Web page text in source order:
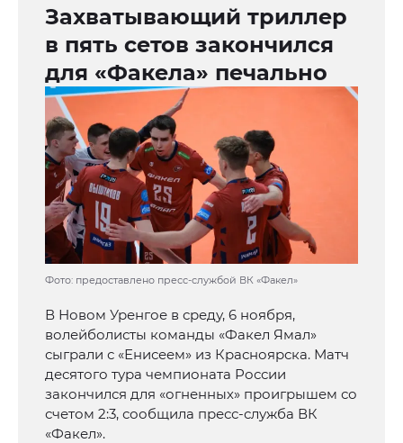
Захватывающий триллер
в пять сетов закончился
для «Факела» печально
Фото: предоставлено пресс-службой ВК «Факел»
В Новом Уренгое в среду, 6 ноября,
волейболисты команды «Факел Ямал»
сыграли с «Енисеем» из Красноярска. Матч
десятого тура чемпионата России
закончился для «огненных» проигрышем со
счетом 2:3, сообщила пресс-служба ВК
«Факел».